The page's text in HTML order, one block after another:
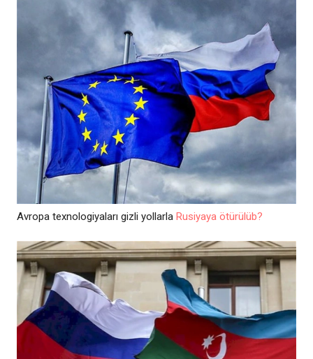
Avropa texnologiyaları gizli yollarla Rusiyaya ötürülüb?